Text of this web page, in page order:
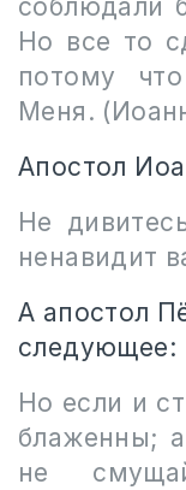
соблюдали
Но все то
потому
Меня.
Апостол
Не
ненавидит
А апостол
следующее:
Но если и
блаженны;
не